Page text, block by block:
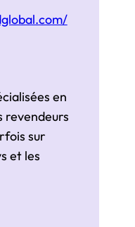
en
revendeurs
sur
et les